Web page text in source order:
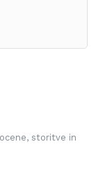
storitve in